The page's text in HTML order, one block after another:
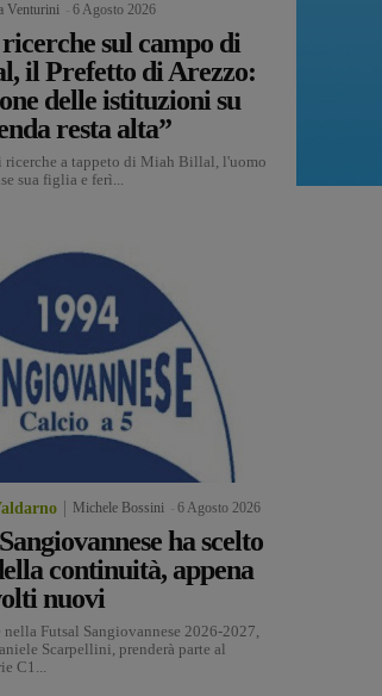
Venturini 6 Agosto 2026
ricerche sul campo di
il Prefetto di Arezzo:
delle istituzioni su
resta alta”
ricerche a tappeto di Miah Billal, l'uomo
sua figlia e ferì...
Michele Bossini 6 Agosto 2026
ha scelto
continuità, appena
nuovi
nella Futsal Sangiovannese 2026-2027,
Scarpellini, prenderà parte al
C1...